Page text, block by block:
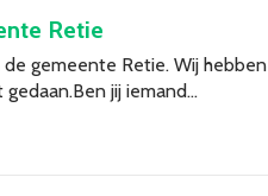
Retie
gemeente Retie. Wij
jij iemand…